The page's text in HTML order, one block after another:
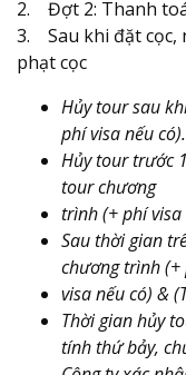
2. Đợt 2: Thanh
3. Sau khi đặt cọc,
phạt cọc
Hủy tour sau
phí visa nếu có).
Hủy tour trước
tour chương
trình (+ phí visa
Sau thời gian
chương trình (+
visa nếu có) &
Thời gian hủy
tính thứ bảy,